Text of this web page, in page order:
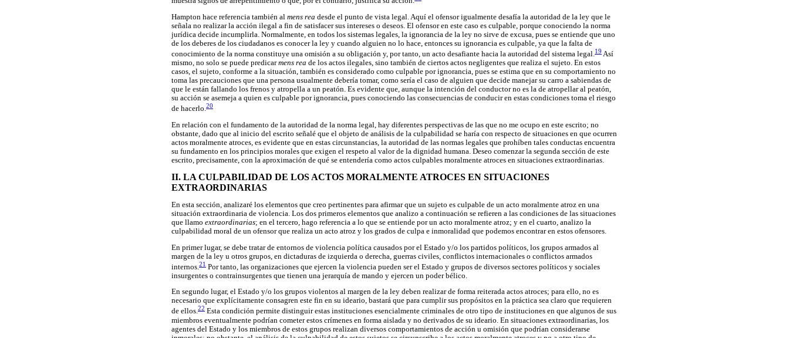
Hampton hace referencia también al mens rea desde el punto de vista legal. Aquí el ofensor igualmente desafía la autoridad de la ley que le
señala no realizar la acción ilegal a fin de satisfacer sus intereses o deseos. El ofensor en este caso es culpable, porque conociendo la norma
jurídica decide incumplirla. Normalmente, en todos los sistemas legales, la ignorancia de la ley no sirve de excusa, pues se entiende que uno
de los deberes de los ciudadanos es conocer la ley y cuando alguien no lo hace, entonces su ignorancia es culpable, ya que la falta de
conocimiento de la norma constituye una omisión a su obligación y, por tanto, un acto desafiante hacia la autoridad del sistema legal.19 Así
mismo, no solo se puede predicarmens rea de los actos ilegales, sino también de ciertos actos negligentes que realiza el sujeto. En estos
casos, el sujeto, conforme a la situación, también es considerado como culpable por ignorancia, pues se estima que en su comportamiento no
toma las precauciones que una persona usualmente debería tomar, como sería el caso de alguien que decide manejar su carro a sabiendas de
que le están fallando los frenos y atropella a un peatón. Es evidente que, aunque la intención del conductor no es la de atropellar al peatón,
su acción se asemeja a quien es culpable por ignorancia, pues conociendo las consecuencias de conducir en estas condiciones toma el riesgo
de hacerlo.20
En relación con el fundamento de la autoridad de la norma legal, hay diferentes perspectivas de las que no me ocupo en este escrito; no
obstante, dado que al inicio del escrito señalé que el objeto de análisis de la culpabilidad se haría con respecto de situaciones en que ocurren
actos moralmente atroces, es evidente que en estas circunstancias, la autoridad de las normas legales que prohíben tales conductas encuentra
su fundamento en los principios morales que exigen el respeto al valor de la dignidad humana. Deseo comenzar la segunda sección de este
escrito, precisamente, con la aproximación de qué se entendería como actos culpables moralmente atroces en situaciones extraordinarias.
II. LA CULPABILIDAD DE LOS ACTOS MORALMENTE ATROCES EN SITUACIONES
EXTRAORDINARIAS
En esta sección, analizaré los elementos que creo pertinentes para afirmar que un sujeto es culpable de un acto moralmente atroz en una
situación extraordinaria de violencia. Los dos primeros elementos que analizo a continuación se refieren a las condiciones de las situaciones
que llamo extraordinarias; en el tercero, hago referencia a lo que se entiende por un acto moralmente atroz; y en el cuarto, analizo la
culpabilidad moral de un ofensor que realiza un acto atroz y los grados de culpa e inmoralidad que podemos encontrar en estos ofensores.
En primer lugar, se debe tratar de entornos de violencia política causados por el Estado y/o los partidos políticos, los grupos armados al
margen de la ley u otros grupos, en dictaduras de izquierda o derecha, guerras civiles, conflictos internacionales o conflictos armados
internos.21 Por tanto, las organizaciones que ejercen la violencia pueden ser el Estado y grupos de diversos sectores políticos y sociales
insurgentes o contrainsurgentes que tienen una jerarquía de mando y ejercen un poder bélico.
En segundo lugar, el Estado y/o los grupos violentos al margen de la ley deben realizar de forma reiterada actos atroces; para ello, no es
necesario que explícitamente consagren este fin en su ideario, bastará que para cumplir sus propósitos en la práctica sea claro que requieren
de ellos.22 Esta condición permite distinguir estas instituciones esencialmente criminales de otro tipo de instituciones en que algunos de sus
miembros eventualmente podrían cometer estos crímenes en forma aislada y no derivados de su ideario. En situaciones extraordinarias, los
agentes del Estado y los miembros de estos grupos realizan diversos comportamientos de acción u omisión que podrían considerarse